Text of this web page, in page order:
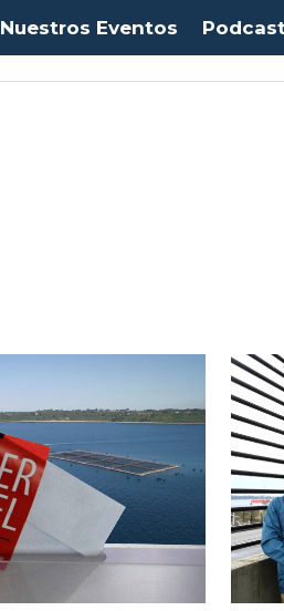
Nuestros Eventos